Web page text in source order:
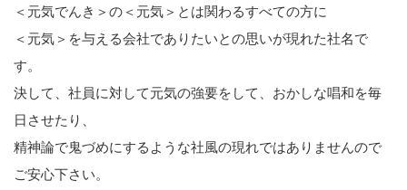
＜元気でんき＞の＜元気＞とは関わるすべての方に
＜元気＞を与える会社でありたいとの思いが現れた社名で
す。
決して、社員に対して元気の強要をして、おかしな唱和を毎
日させたり、
精神論で鬼づめにするような社風の現れではありませんので
ご安心下さい。